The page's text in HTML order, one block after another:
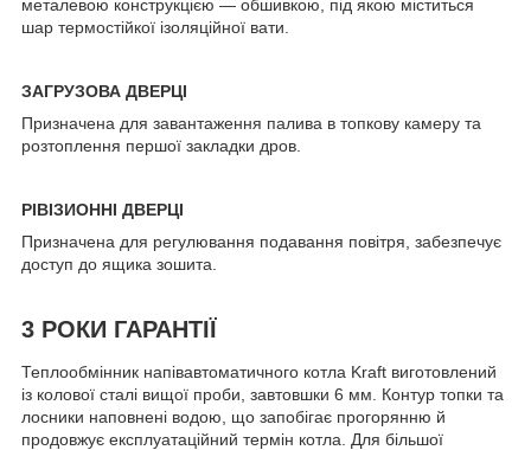
металевою конструкцією — обшивкою, під якою міститься
шар термостійкої ізоляційної вати.
ЗАГРУЗОВА ДВЕРЦІ
Призначена для завантаження палива в топкову камеру та
розтоплення першої закладки дров.
РІВІЗИОННІ ДВЕРЦІ
Призначена для регулювання подавання повітря, забезпечує
доступ до ящика зошита.
3 РОКИ ГАРАНТІЇ
Теплообмінник напівавтоматичного котла Kraft виготовлений
із колової сталі вищої проби, завтовшки 6 мм. Контур топки та
лосники наповнені водою, що запобігає прогорянню й
продовжує експлуатаційний термін котла. Для більшої